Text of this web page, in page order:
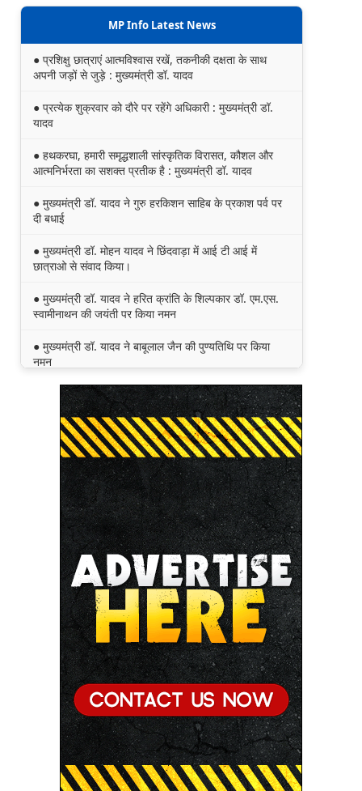
MP Info Latest News
● प्रशिक्षु छात्राएं आत्मविश्वास रखें, तकनीकी दक्षता के साथ
अपनी जड़ों से जुड़े : मुख्यमंत्री डॉ. यादव
● प्रत्येक शुक्रवार को दौरे पर रहेंगे अधिकारी : मुख्यमंत्री डॉ.
यादव
● हथकरघा, हमारी समृद्धशाली सांस्कृतिक विरासत, कौशल और
आत्मनिर्भरता का सशक्त प्रतीक है : मुख्यमंत्री डॉ. यादव
● मुख्यमंत्री डॉ. यादव ने गुरु हरकिशन साहिब के प्रकाश पर्व पर
दी बधाई
● मुख्यमंत्री डॉ. मोहन यादव ने छिंदवाड़ा में आई टी आई में
छात्राओ से संवाद किया।
● मुख्यमंत्री डॉ. यादव ने हरित क्रांति के शिल्पकार डॉ. एम.एस.
स्वामीनाथन की जयंती पर किया नमन
● मुख्यमंत्री डॉ. यादव ने बाबूलाल जैन की पुण्यतिथि पर किया
नमन
● मुख्यमंत्री डॉ. यादव ने गुरुदेव रवीन्द्रनाथ टैगोर की पुण्यतिथि
पर की श्रद्धांजलि अर्पित